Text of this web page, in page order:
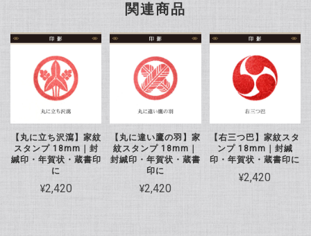
関連商品
【丸に立ち沢瀉】家紋
スタンプ 18mm｜封
緘印・年賀状・蔵書印
に
¥2,420
【丸に違い鷹の羽】家
紋スタンプ 18mm｜
封緘印・年賀状・蔵書
印に
¥2,420
【右三つ巴】家紋スタ
ンプ 18mm｜封緘
印・年賀状・蔵書印に
¥2,420